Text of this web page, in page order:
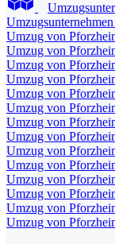
Umzug von
Umzug von
Umzug von
Umzug von
Umzug von
Umzug von
Umzug von
Umzug von
Umzug von
Umzug von
Umzug von
Umzug von
Umzug von
Umzug von